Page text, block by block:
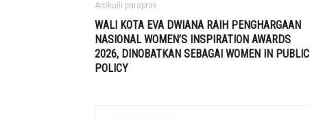
Artikulli paraprak
WALI KOTA EVA DWIANA RAIH PENGHARGAAN
NASIONAL WOMEN’S INSPIRATION AWARDS
2026, DINOBATKAN SEBAGAI WOMEN IN PUBLIC
POLICY